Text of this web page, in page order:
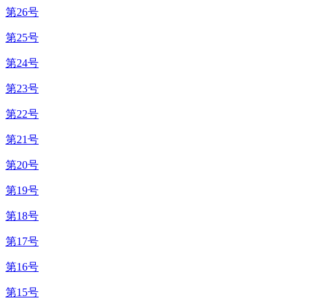
第26号
第25号
第24号
第23号
第22号
第21号
第20号
第19号
第18号
第17号
第16号
第15号